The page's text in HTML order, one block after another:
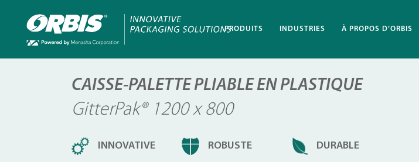
PRODUITS INDUSTRIES À PROPOS D’ORBIS
CAISSE-PALETTE PLIABLE EN PLASTIQUE
GitterPak® 1200 x 800
INNOVATIVE ROBUSTE DURABLE